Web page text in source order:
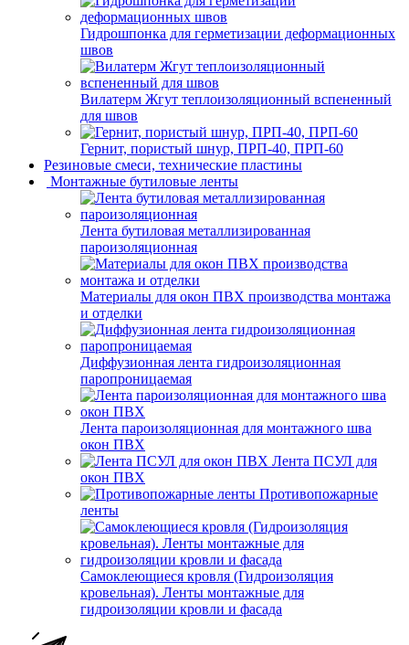
Гидрошпонка для герметизации деформационных
швов
Вилатерм Жгут теплоизоляционный вспененный
для швов
Гернит, пористый шнур, ПРП-40, ПРП-60
Резиновые смеси, технические пластины
Монтажные бутиловые ленты
Лента бутиловая металлизированная
пароизоляционная
Материалы для окон ПВХ производства монтажа
и отделки
Диффузионная лента гидроизоляционная
паропроницаемая
Лента пароизоляционная для монтажного шва
окон ПВХ
Лента ПСУЛ для
окон ПВХ
Противопожарные
ленты
Самоклеющиеся кровля (Гидроизоляция
кровельная). Ленты монтажные для
гидроизоляции кровли и фасада